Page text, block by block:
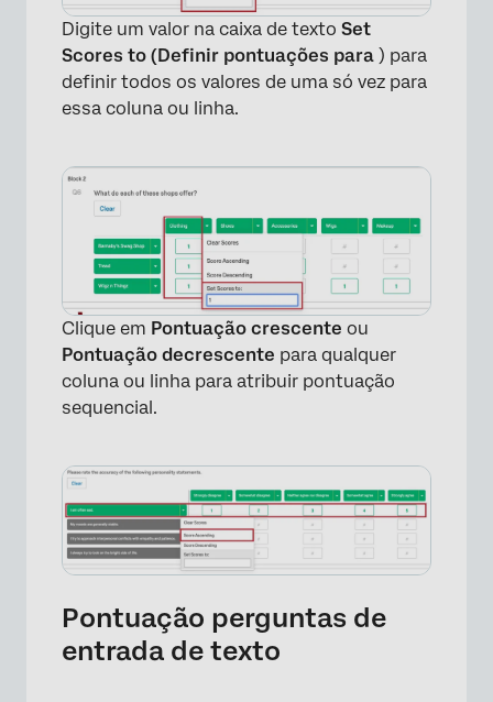
×
Digite um valor na caixa de texto Set
Scores to (Definir pontuações para ) para
definir todos os valores de uma só vez para
essa coluna ou linha.
Clique em Pontuação crescente ou
Pontuação decrescente para qualquer
coluna ou linha para atribuir pontuação
sequencial.
Pontuação perguntas de
entrada de texto